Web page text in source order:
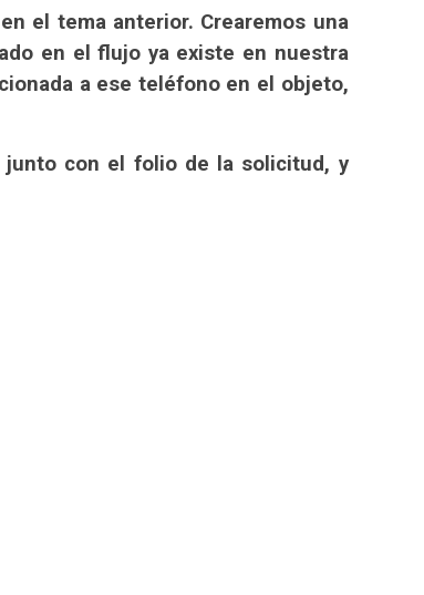
el tema anterior. Crearemos una
en el flujo ya existe en nuestra
a ese teléfono en el objeto,
junto con el folio de la solicitud, y